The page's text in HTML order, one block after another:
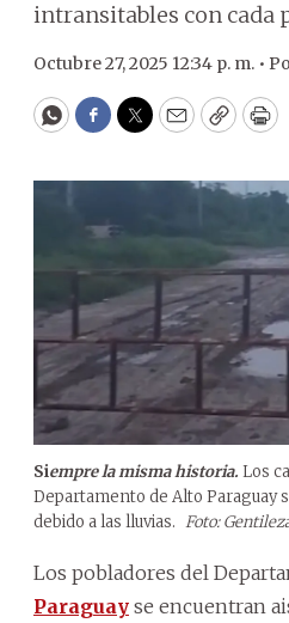
intransitables con cada
Octubre 27, 2025 12:34 p. m. •
WhatsApp
Facebook
Twitter
EmailCopy
Siempre la misma historia. Los
Departamento de Alto Paraguay
debido a las lluvias. Foto:
Los pobladores del
Paraguay se encuentran